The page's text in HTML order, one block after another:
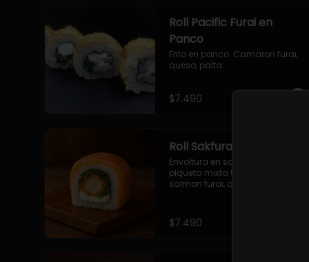
Roll Pacific Furai en
Panco
Frito en panco. Camaron furai,
queso, palta.
$7.490
Roll Sakfurai en Salmon
Envoltura en salmon fresco o
plqueta mixta (salmon-palta),
salmon furai, queso crema,
$7.490